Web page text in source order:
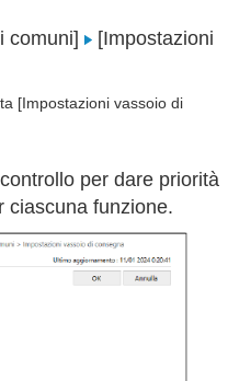
comuni]
[Impostazioni
[Impostazioni vassoio di
per dare priorità
ciascuna funzione.